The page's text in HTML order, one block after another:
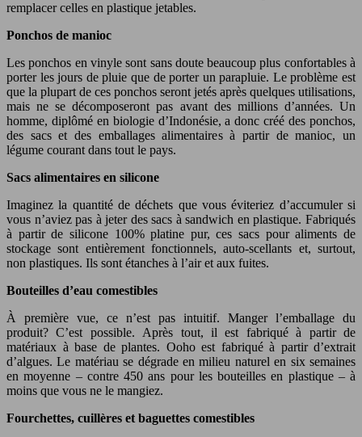
remplacer celles en plastique jetables.
Ponchos de manioc
Les ponchos en vinyle sont sans doute beaucoup plus confortables à
porter les jours de pluie que de porter un parapluie. Le problème est
que la plupart de ces ponchos seront jetés après quelques utilisations,
mais ne se décomposeront pas avant des millions d’années. Un
homme, diplômé en biologie d’Indonésie, a donc créé des ponchos,
des sacs et des emballages alimentaires à partir de manioc, un
légume courant dans tout le pays.
Sacs alimentaires en silicone
Imaginez la quantité de déchets que vous éviteriez d’accumuler si
vous n’aviez pas à jeter des sacs à sandwich en plastique. Fabriqués
à partir de silicone 100% platine pur, ces sacs pour aliments de
stockage sont entièrement fonctionnels, auto-scellants et, surtout,
non plastiques. Ils sont étanches à l’air et aux fuites.
Bouteilles d’eau comestibles
À première vue, ce n’est pas intuitif. Manger l’emballage du
produit? C’est possible. Après tout, il est fabriqué à partir de
matériaux à base de plantes. Ooho est fabriqué à partir d’extrait
d’algues. Le matériau se dégrade en milieu naturel en six semaines
en moyenne – contre 450 ans pour les bouteilles en plastique – à
moins que vous ne le mangiez.
Fourchettes, cuillères et baguettes comestibles